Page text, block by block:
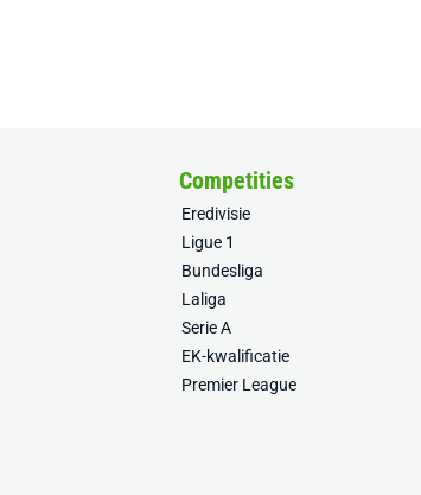
Competities
Eredivisie
Ligue 1
Bundesliga
Laliga
Serie A
EK-kwalificatie
Premier League